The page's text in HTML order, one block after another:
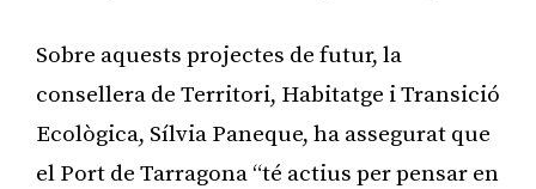
Sobre aquests projectes de futur, la
consellera de Territori, Habitatge i Transició
Ecològica, Sílvia Paneque, ha assegurat que
el Port de Tarragona “té actius per pensar en